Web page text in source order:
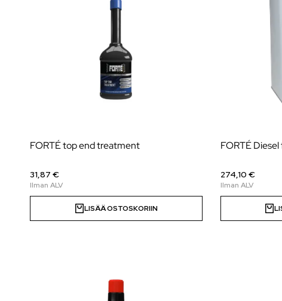
FORTÉ top end treatment
31,87 €
LISÄÄ OSTOSKORIIN
FORTÉ
274,10 €